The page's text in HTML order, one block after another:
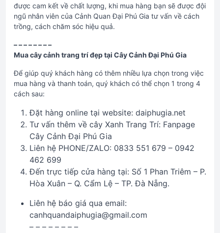
được cam kết về chất lượng, khi mua hàng bạn sẽ được đội
ngũ nhân viên của Cảnh Quan Đại Phú Gia tư vấn về cách
trồng, cách chăm sóc hiệu quả.
– – – – – – – –
Mua cây cảnh trang trí đẹp tại Cây Cảnh Đại Phú Gia
Để giúp quý khách hàng có thêm nhiều lựa chọn trong việc
mua hàng và thanh toán, quý khách có thể chọn 1 trong 4
cách sau:
Đặt hàng online tại website: daiphugia.net
Tư vấn thêm về cây Xanh Trang Trí: Fanpage
Cây Cảnh Đại Phú Gia
Liên hệ PHONE/ZALO: 0833 551 679 – 0942
462 699
Đến trực tiếp cửa hàng tại: Số 1 Phan Triêm – P.
Hòa Xuân – Q. Cẩm Lệ – TP. Đà Nẵng.
Liên hệ báo giá qua email:
canhquandaiphugia@gmail.com
– – – – – – – –